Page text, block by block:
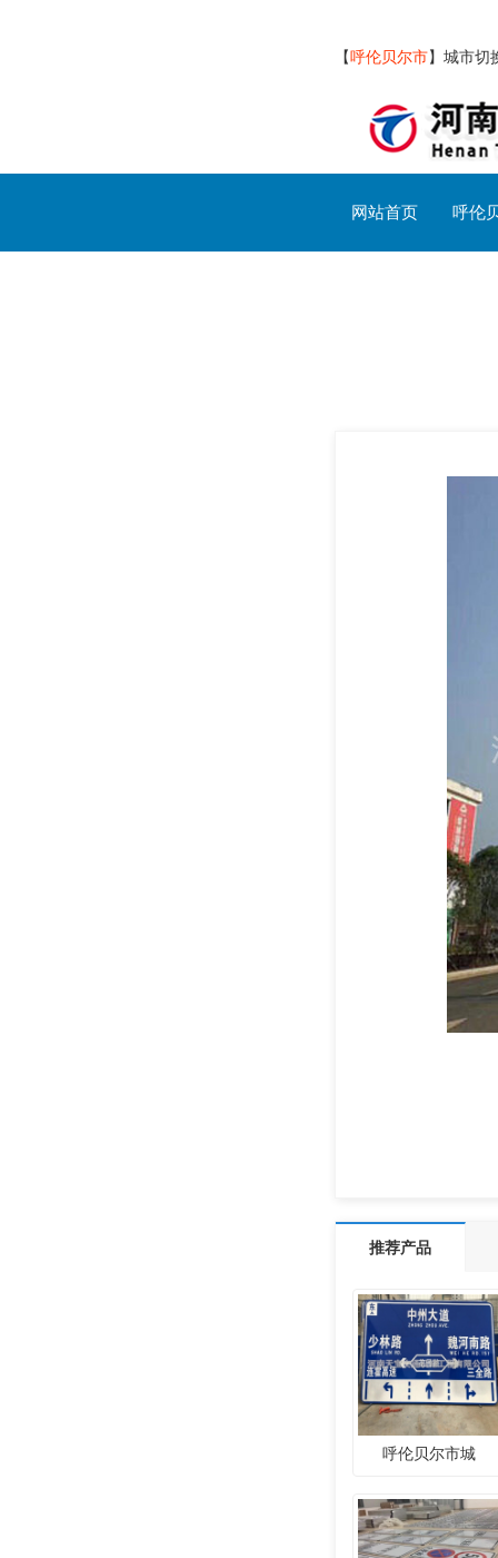
【呼伦贝尔市】 城市切
网站首页 呼伦
推荐产品
呼伦贝尔市城